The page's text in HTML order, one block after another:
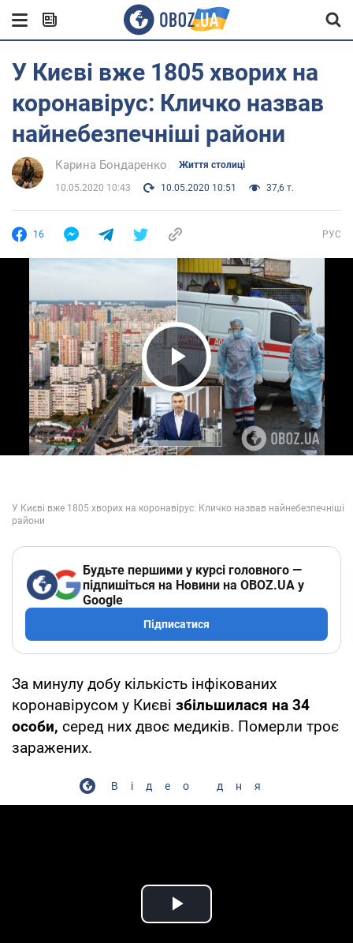
У Києві вже 1805 хворих на
коронавірус: Кличко назвав
найнебезпечніші райони
Карина Бондаренко Життя столиці
10.05.2020 10:43 10.05.2020 10:51 37,6 т.
16 РУС
Play Video
Будьте першими у курсі головного —
підпишіться на Новини на OBOZ.UA у
Google
Підписатися
За минулу добу кількість інфікованих
коронавірусом у Києві збільшилася на 34
особи, серед них двоє медиків. Померли троє
заражених.
Відео дня
Play Video